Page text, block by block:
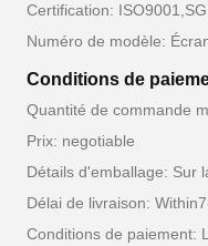
Certification:
Numéro de modèle:
Conditions de
Quantité de commande
Prix: negotiable
Détails d'emballage: Sur
Délai de livraison:
Conditions de paiement: